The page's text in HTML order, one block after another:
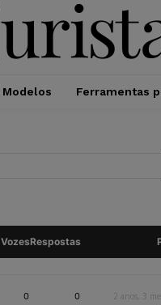
Modelos Ferramentas
VozesRespostas
0 0 2 anos, 3